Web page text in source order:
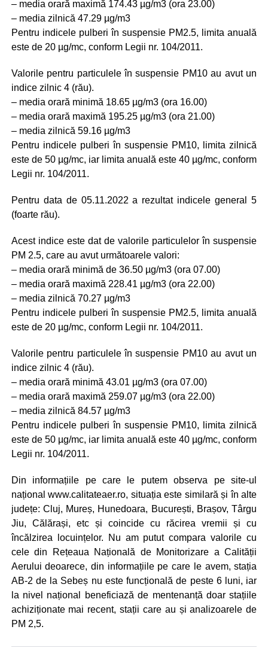
– media orară maximă 174.43 µg/m3 (ora 23.00)
– media zilnică 47.29 µg/m3
Pentru indicele pulberi în suspensie PM2.5, limita anuală
este de 20 µg/mc, conform Legii nr. 104/2011.
Valorile pentru particulele în suspensie PM10 au avut un
indice zilnic 4 (rău).
– media orară minimă 18.65 µg/m3 (ora 16.00)
– media orară maximă 195.25 µg/m3 (ora 21.00)
– media zilnică 59.16 µg/m3
Pentru indicele pulberi în suspensie PM10, limita zilnică
este de 50 µg/mc, iar limita anuală este 40 µg/mc, conform
Legii nr. 104/2011.
Pentru data de 05.11.2022 a rezultat indicele general 5
(foarte rău).
Acest indice este dat de valorile particulelor în suspensie
PM 2.5, care au avut următoarele valori:
– media orară minimă de 36.50 µg/m3 (ora 07.00)
– media orară maximă 228.41 µg/m3 (ora 22.00)
– media zilnică 70.27 µg/m3
Pentru indicele pulberi în suspensie PM2.5, limita anuală
este de 20 µg/mc, conform Legii nr. 104/2011.
Valorile pentru particulele în suspensie PM10 au avut un
indice zilnic 4 (rău).
– media orară minimă 43.01 µg/m3 (ora 07.00)
– media orară maximă 259.07 µg/m3 (ora 22.00)
– media zilnică 84.57 µg/m3
Pentru indicele pulberi în suspensie PM10, limita zilnică
este de 50 µg/mc, iar limita anuală este 40 µg/mc, conform
Legii nr. 104/2011.
Din informațiile pe care le putem observa pe site-ul
național www.calitateaer.ro, situația este similară și în alte
județe: Cluj, Mureș, Hunedoara, București, Brașov, Târgu
Jiu, Călărași, etc și coincide cu răcirea vremii și cu
încălzirea locuințelor. Nu am putut compara valorile cu
cele din Rețeaua Națională de Monitorizare a Calității
Aerului deoarece, din informațiile pe care le avem, stația
AB-2 de la Sebeș nu este funcțională de peste 6 luni, iar
la nivel național beneficiază de mentenanță doar stațiile
achiziționate mai recent, stații care au și analizoarele de
PM 2,5.